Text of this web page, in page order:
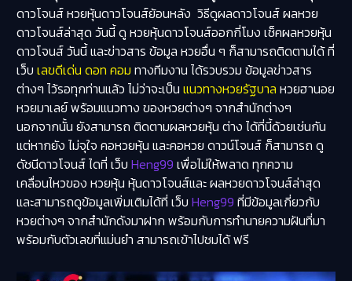
ดาวโจนส์ หวยหุ้นดาวโจนส์ย้อนหลัง วิธีดูผลดาวโจนส์ ผลหวย
ดาวโจนส์ล่าสุด วันนี้ ดู หวยหุ้นดาวโจนส์ออกกี่โมง เช็คผลหวยหุ้น
ดาวโจนส์ วันนี้ และข่าวสาร ข้อมูล หวยอื่น ๆ ก็สามารถติดตามได้ ที่
เว็บ เลขดีเด่น ดอท คอม ทางทีมงาน ได้รวบรวม ข้อมูลข่าวสาร
ต่างๆ ไว้รอทุกท่านแล้ว ไม่ว่าจะเป็น แนวทางหวยรัฐบาล หวยฮานอย
หวยมาเลย์ พร้อมแนวทาง ของหวยต่างๆ จากสำนักต่างๆ
นอกจากนั้น ยังสามารถ ติดตามผลหวยหุ้น ต่าง ได้ที่นี้ด้วยเช่นกัน
แต่หากยัง ไม่จุใจ คอหวยหุ้น และคอหวย ดาวน์โจนส์ ก็สามารถ ดู
ดัชนีดาวโจนส์ ไดที่ เว็บ Heng99 เพื่อไม่ให้พลาด ทุกความ
เคลื่อนไหวของ หวยหุ้น หุ้นดาวโจนส์และ ผลหวยดาวโจนส์ล่าสุด
และสามารถดูข้อมูลเพิ่มเติมได้ที่ เว็บ Heng99 ที่มีข้อมูลเกี่ยวกับ
หวยต่างๆ จากสำนักดังมาฝาก พร้อมกับการทำนายความฝันที่มา
พร้อมกับตัวเลขที่แม่นยำ สามารถเข้าไปชมได้ ฟรี